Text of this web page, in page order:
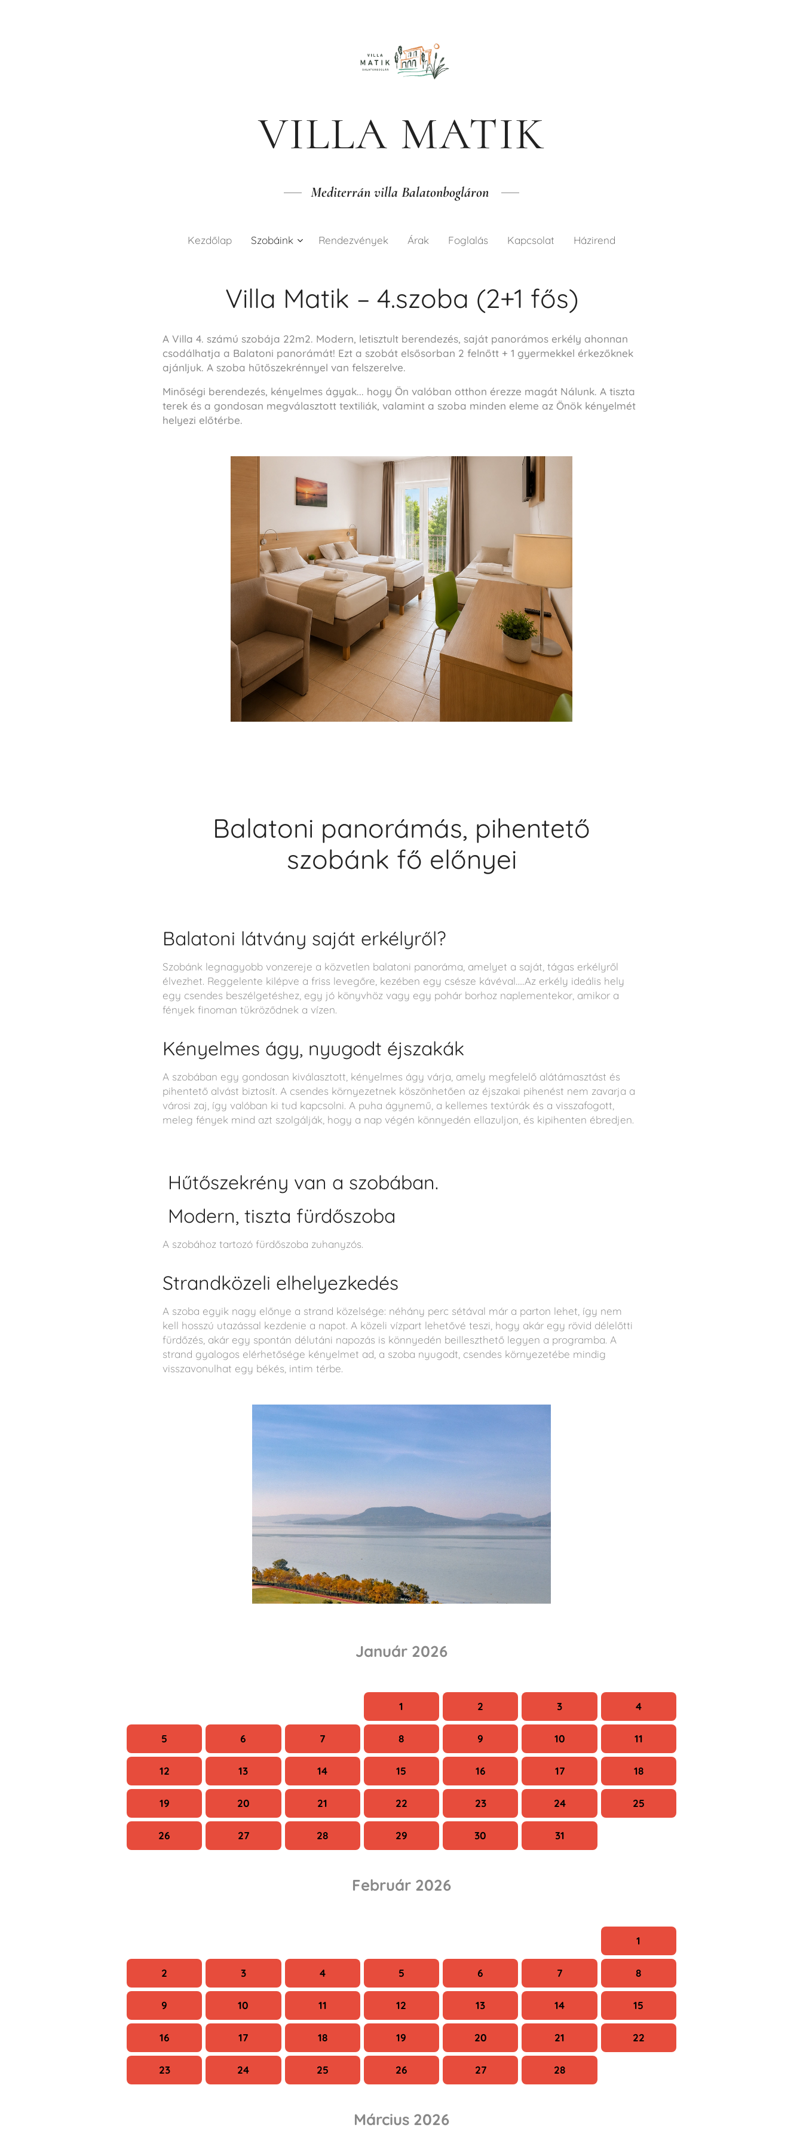
VILLA MATIK
Mediterrán villa Balatonbogláron
Kezdőlap Szobáink Rendezvények Árak Foglalás Kapcsolat Házirend
Villa Matik – 4.szoba (2+1 fős)
A Villa 4. számú szobája 22m2. Modern, letisztult berendezés, saját panorámos erkély ahonnan
csodálhatja a Balatoni panorámát! Ezt a szobát elsősorban 2 felnőtt + 1 gyermekkel érkezőknek
ajánljuk. A szoba hűtőszekrénnyel van felszerelve.
Minőségi berendezés, kényelmes ágyak... hogy Ön valóban otthon érezze magát Nálunk. A tiszta
terek és a gondosan megválasztott textiliák, valamint a szoba minden eleme az Önök kényelmét
helyezi előtérbe.
Balatoni panorámás, pihentető
szobánk fő előnyei
Balatoni látvány saját erkélyről?
Szobánk legnagyobb vonzereje a közvetlen balatoni panoráma, amelyet a saját, tágas erkélyről
élvezhet. Reggelente kilépve a friss levegőre, kezében egy csésze kávéval.....Az erkély ideális hely
egy csendes beszélgetéshez, egy jó könyvhöz vagy egy pohár borhoz naplementekor, amikor a
fények finoman tükröződnek a vízen.
Kényelmes ágy, nyugodt éjszakák
A szobában egy gondosan kiválasztott, kényelmes ágy várja, amely megfelelő alátámasztást és
pihentető alvást biztosít. A csendes környezetnek köszönhetően az éjszakai pihenést nem zavarja a
városi zaj, így valóban ki tud kapcsolni. A puha ágynemű, a kellemes textúrák és a visszafogott,
meleg fények mind azt szolgálják, hogy a nap végén könnyedén ellazuljon, és kipihenten ébredjen.
Hűtőszekrény van a szobában.
Modern, tiszta fürdőszoba
A szobához tartozó fürdőszoba zuhanyzós.
Strandközeli elhelyezkedés
A szoba egyik nagy előnye a strand közelsége: néhány perc sétával már a parton lehet, így nem
kell hosszú utazással kezdenie a napot. A közeli vízpart lehetővé teszi, hogy akár egy rövid délelőtti
fürdőzés, akár egy spontán délutáni napozás is könnyedén beilleszthető legyen a programba. A
strand gyalogos elérhetősége kényelmet ad, a szoba nyugodt, csendes környezetébe mindig
visszavonulhat egy békés, intim térbe.
Január 2026
1
2 3 4
5 6 7 8 9 10 11
12 13 14 15 16 17 18
19 20 21 22 23 24 25
26 27 28 29 30 31
Február 2026
1
2 3 4 5 6 7 8
9 10 11 12 13 14 15
16 17 18 19 20 21 22
23 24 25 26 27 28
Március 2026